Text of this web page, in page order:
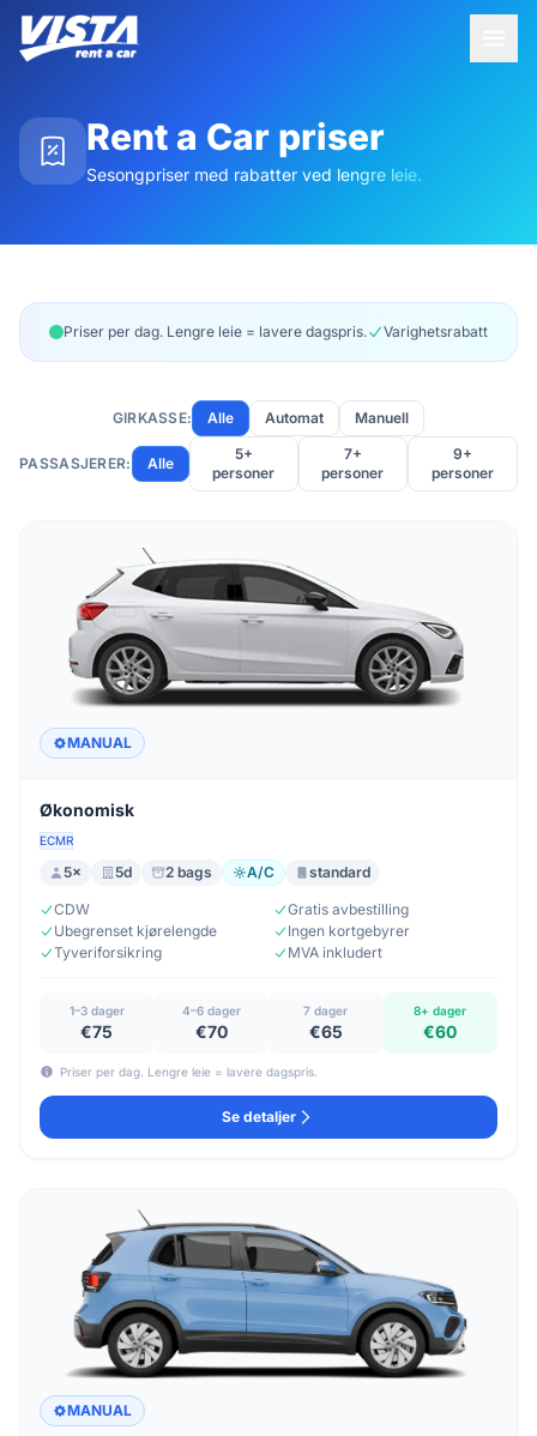
Rent a Car priser
Sesongpriser med rabatter ved lengre leie.
Priser per dag. Lengre leie = lavere dagspris. Varighetsrabatt
GIRKASSE: Alle Automat Manuell
PASSASJERER: Alle
5+
personer
7+
personer
9+
personer
MANUAL
Økonomisk
ECMR
5× 5d 2 bags A/C standard
CDW
Gratis avbestilling
Ubegrenset kjørelengde
Ingen kortgebyrer
Tyveriforsikring
MVA inkludert
1–3 dager
€75
4–6 dager
€70
7 dager
€65
8+ dager
€60
Priser per dag. Lengre leie = lavere dagspris.
Se detaljer
MANUAL